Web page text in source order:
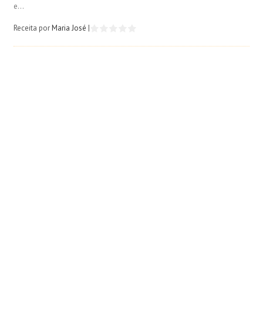
e...
Receita porMaria José |